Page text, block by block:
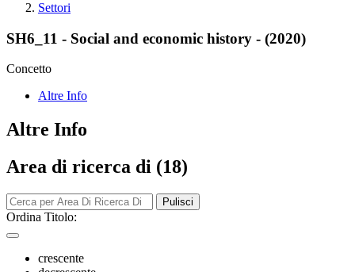
Settori
SH6_11 - Social and economic history - (2020)
Concetto
Altre Info
Altre Info
Area di ricerca di (18)
Pulisci
Ordina Titolo:
crescente